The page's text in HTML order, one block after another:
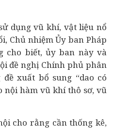
dụng vũ khí, vật liệu nổ
Chủ nhiệm Ủy ban Pháp
cho biết, ủy ban này và
đề nghị Chính phủ phân
xuất bổ sung “dao có
nội hàm vũ khí thô sơ, vũ
cho rằng cần thống kê,